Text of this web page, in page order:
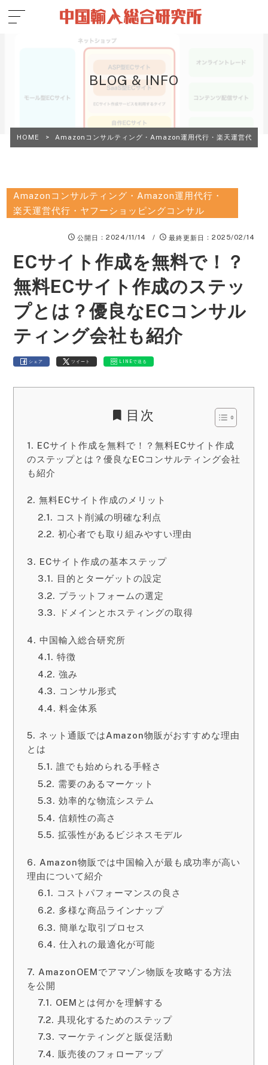
BLOG & INFO
HOME > Amazonコンサルティング・Amazon運用代行・楽天運営代行・
Amazonコンサルティング・Amazon運用代行・
楽天運営代行・ヤフーショッピングコンサル
公開日 ：2024/11/14 / 最終更新日 ：2025/02/14
ECサイト作成を無料で！？
無料ECサイト作成のステッ
プとは？優良なECコンサル
ティング会社も紹介
シェア ツイート LINEで送る
目次
ECサイト作成を無料で！？無料ECサイト作成
のステップとは？優良なECコンサルティング会社
も紹介
無料ECサイト作成のメリット
コスト削減の明確な利点
初心者でも取り組みやすい理由
ECサイト作成の基本ステップ
目的とターゲットの設定
プラットフォームの選定
ドメインとホスティングの取得
中国輸入総合研究所
特徴
強み
コンサル形式
料金体系
ネット通販ではAmazon物販がおすすめな理由
とは
誰でも始められる手軽さ
需要のあるマーケット
効率的な物流システム
信頼性の高さ
拡張性があるビジネスモデル
Amazon物販では中国輸入が最も成功率が高い
理由について紹介
コストパフォーマンスの良さ
多様な商品ラインナップ
簡単な取引プロセス
仕入れの最適化が可能
AmazonOEMでアマゾン物販を攻略する方法
を公開
OEMとは何かを理解する
具現化するためのステップ
マーケティングと販促活動
販売後のフォローアップ